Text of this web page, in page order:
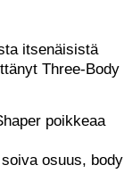
itsenäisistä
Three-Body
poikkeaa
osuus, body